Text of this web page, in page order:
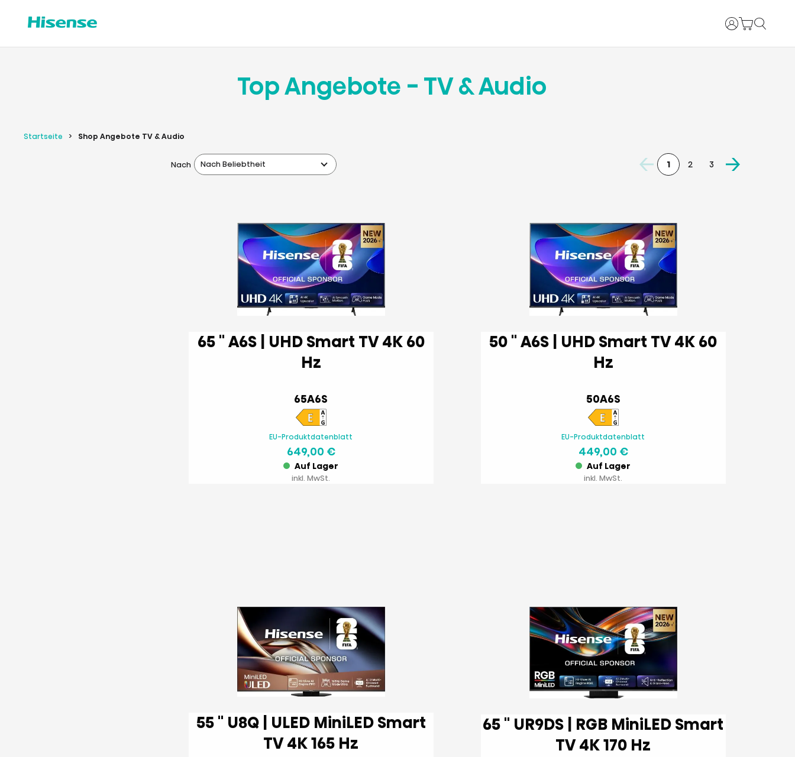
Anmelden
Top Angebote - TV & Audio
Startseite Shop Angebote TV & Audio
Nach Nach Beliebtheit 1 2 3
65 '' A6S | UHD Smart TV 4K 60
Hz
65A6S
EU-Produktdatenblatt
649,00 €
Auf Lager
inkl. MwSt.
50 '' A6S | UHD Smart TV 4K 60
Hz
50A6S
EU-Produktdatenblatt
449,00 €
Auf Lager
inkl. MwSt.
55 '' U8Q | ULED MiniLED Smart
TV 4K 165 Hz
65 '' UR9DS | RGB MiniLED Smart
TV 4K 170 Hz